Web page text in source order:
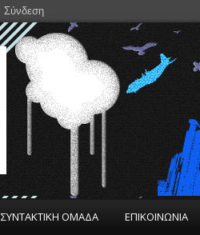
ΣΥΝΤΑΚΤΙΚΗ ΟΜΑΔΑ ΕΠΙΚΟΙΝΩΝΙΑ
Σύνδεση